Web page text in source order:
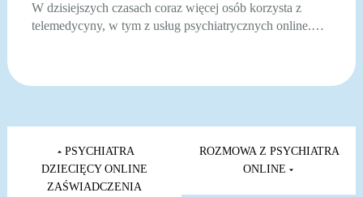
W dzisiejszych czasach coraz więcej osób korzysta z
telemedycyny, w tym z usług psychiatrycznych online.…
Nawigacja
wpisuPSYCHIATRA
DZIECIĘCY ONLINE
ZAŚWIADCZENIA
ROZMOWA Z PSYCHIATRA
ONLINE